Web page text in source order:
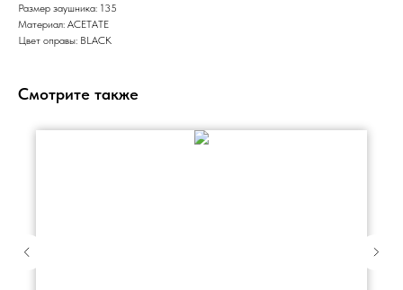
Размер заушника: 135
Материал: ACETATE
Цвет оправы: BLACK
Смотрите также